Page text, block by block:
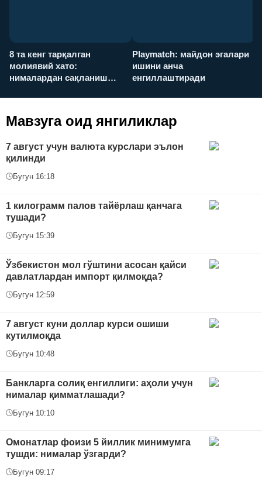
8 та кенг тарқалган
молиявий хато:
нималардан сақланиш
Playmatch: майдон эгалари
ишини анча
енгиллаштиради
Мавзуга оид янгиликлар
7 август учун валюта курслари эълон
қилинди
Бугун 16:18
1 килограмм палов тайёрлаш қанчага
тушади?
Бугун 15:39
Ўзбекистон мол гўштини асосан қайси
давлатлардан импорт қилмоқда?
Бугун 12:59
7 август куни доллар курси ошиши
кутилмоқда
Бугун 10:48
Банкларга солиқ енгиллиги: аҳоли учун
нималар қимматлашади?
Бугун 10:10
Омонатлар фоизи 5 йиллик минимумга
тушди: нималар ўзгарди?
Бугун 09:17